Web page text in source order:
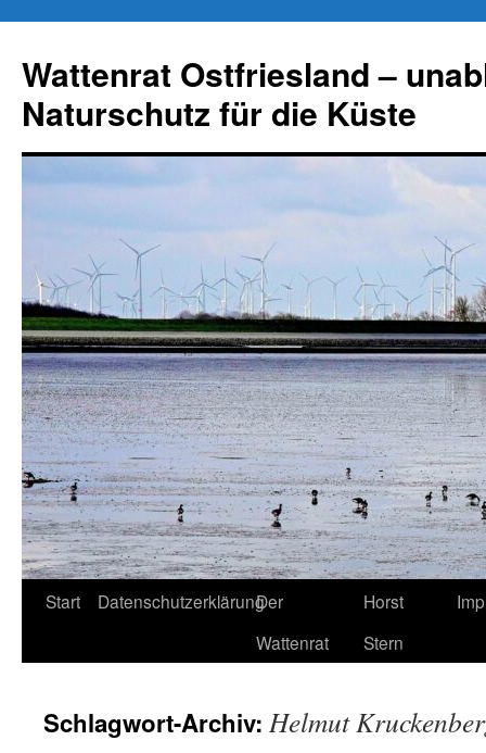
springen
Wattenrat Ostfriesland –
Naturschutz für die Küste
Start DatenschutzerklärungDer
Wattenrat
Horst
Stern
Schlagwort-Archiv: Helmut